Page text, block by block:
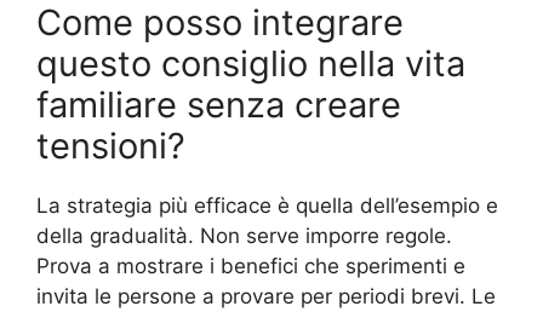
Come posso integrare
questo consiglio nella vita
familiare senza creare
tensioni?
La strategia più efficace è quella dell’esempio e
della gradualità. Non serve imporre regole.
Prova a mostrare i benefici che sperimenti e
invita le persone a provare per periodi brevi. Le